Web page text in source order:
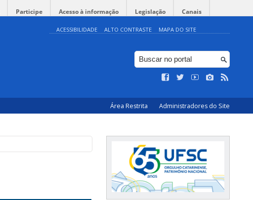
Participe Acesso à informação Legislação Canais
ACESSIBILIDADE ALTO CONTRASTE MAPA DO SITE
Área Restrita Administradores do Site